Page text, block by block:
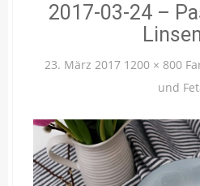
2017-03-24 –
23. März 2017 1200 × 800
und